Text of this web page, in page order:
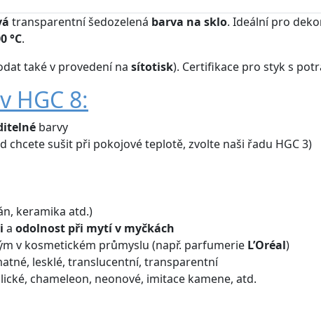
transparentní šedozelená barva na sklo. Ideální pro
°C.
také v provedení na sítotisk). Certifikace pro styk s
HGC 8:
barvy
chcete sušit při pokojové teplotě, zvolte naši řadu HGC 3)
keramika atd.)
a odolnost při mytí v myčkách
v kosmetickém průmyslu (např. parfumerie L’Oréal)
lesklé, translucentní, transparentní
chameleon, neonové, imitace kamene, atd.